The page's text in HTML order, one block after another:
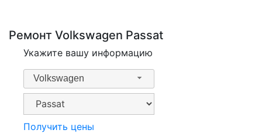
Ремонт Volkswagen Passat
Укажите вашу информацию
Volkswagen
Получить цены